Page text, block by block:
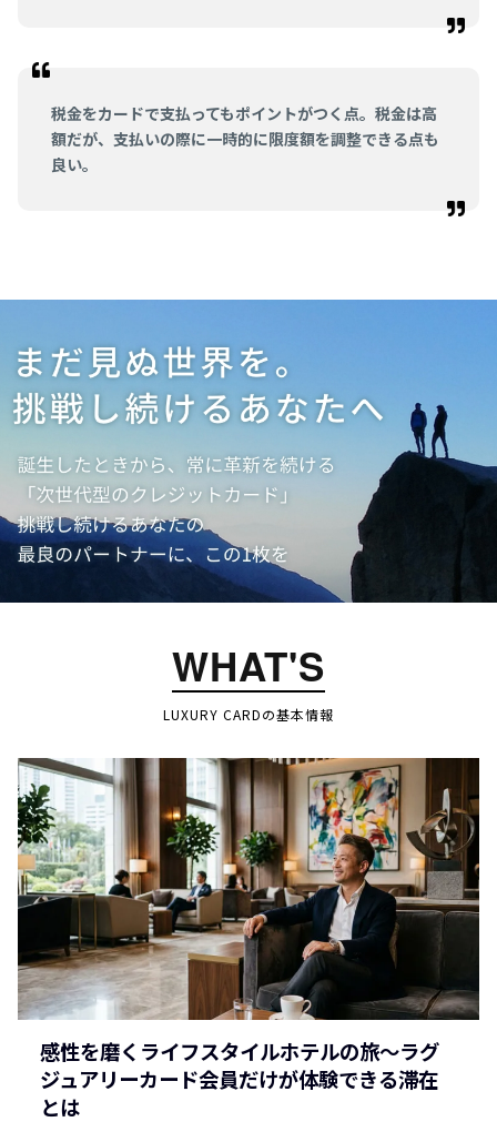
税金をカードで支払ってもポイントがつく点。税金は高
額だが、支払いの際に一時的に限度額を調整できる点も
良い。
WHAT'S
LUXURY CARDの基本情報
感性を磨くライフスタイルホテルの旅～ラグ
ジュアリーカード会員だけが体験できる滞在
とは